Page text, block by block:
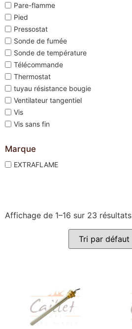
Pare-flamme
Pied
Pressostat
Sonde de fumée
Sonde de température
Télécommande
Thermostat
tuyau résistance bougie
Ventilateur tangentiel
Vis
Vis sans fin
Marque
EXTRAFLAME
Affichage de 1–16 sur 23 résultats